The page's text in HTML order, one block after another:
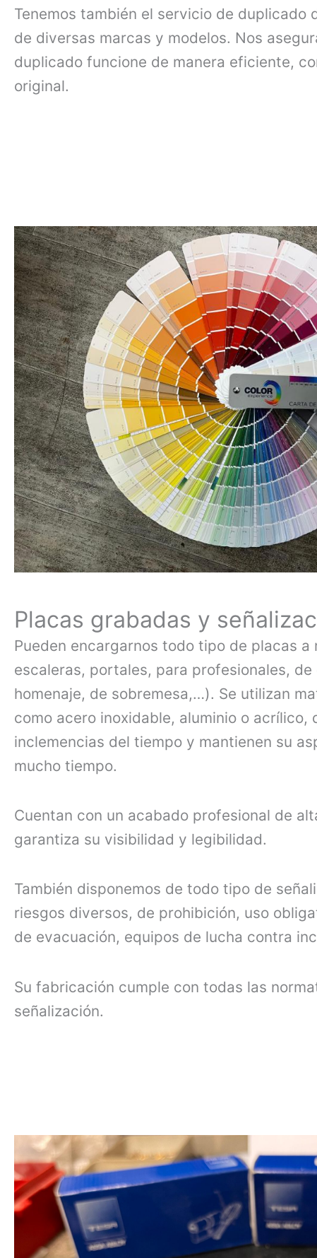
Tenemos también el servicio de duplicado
de diversas marcas y modelos. Nos
duplicado funcione de manera eficiente,
original.
Placas grabadas y
Pueden encargarnos todo tipo de placas a
escaleras, portales, para profesionales,
homenaje, de sobremesa,…). Se utilizan
como acero inoxidable, aluminio o acrílico,
inclemencias del tiempo y mantienen su
mucho tiempo.
Cuentan con un acabado profesional de
garantiza su visibilidad y legibilidad.
También disponemos de todo tipo de
riesgos diversos, de prohibición, uso
de evacuación, equipos de lucha contra
Su fabricación cumple con todas las
señalización.